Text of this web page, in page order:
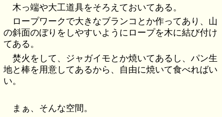
木っ端や大工道具をそろえておいてある。
ロープワークで大きなブランコとか作ってあり、山
の斜面のぼりをしやすいようにロープを木に結び付け
てある。
焚火をして、ジャガイモとか焼いてあるし、パン生
地と棒を用意してあるから、自由に焼いて食べればい
い。
まぁ、そんな空間。